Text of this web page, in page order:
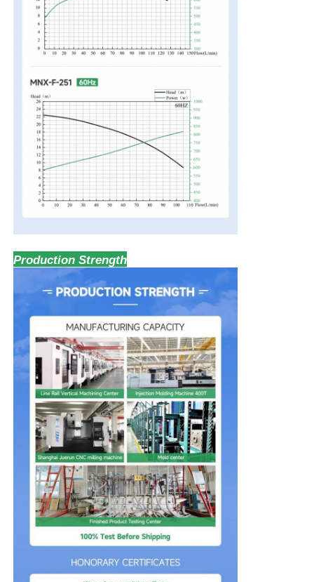
Production Strength